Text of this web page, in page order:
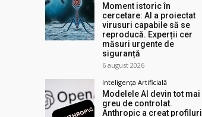
Moment istoric în
cercetare: AI a proiectat
virusuri capabile să se
reproducă. Experții cer
măsuri urgente de
siguranță
6 august 2026
Inteligența Artificială
Modelele AI devin tot mai
greu de controlat.
Anthropic a creat profiluri